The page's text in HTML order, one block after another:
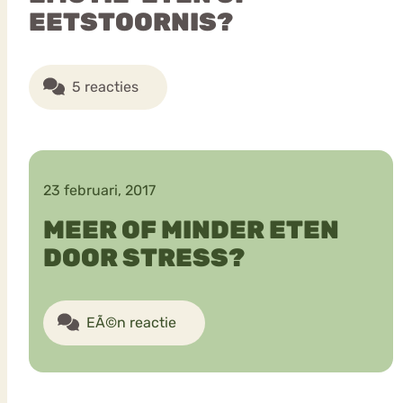
EETSTOORNIS?
5 reacties
23 februari, 2017
MEER OF MINDER ETEN
DOOR STRESS?
EÃ©n reactie